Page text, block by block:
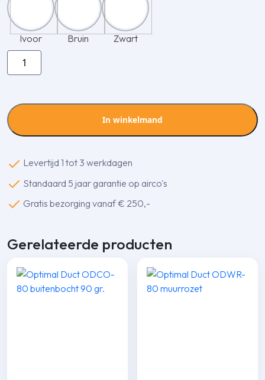
Ivoor Bruin
Zwart
Inaba
Denko
W
T-
In winkelmand
Levertijd 1 tot 3 werkdagen
Standaard 5 jaar garantie op airco's
Gratis bezorging vanaf € 250,-
Gerelateerde producten